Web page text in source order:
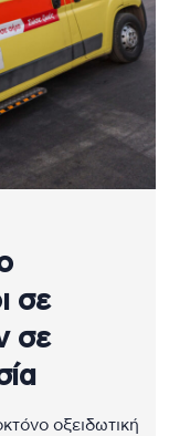
σε
σε
οξειδωτική